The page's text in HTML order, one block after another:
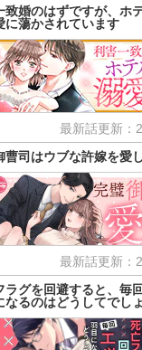
致婚のはずですが、ホ
に蕩かされています
最新話更新：
曹司はウブな許嫁を愛
最新話更新：
ラグを回避すると、毎
なるのはどうしてでし